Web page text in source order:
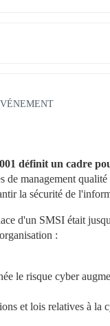
définit un cadre
de management
la sécurité de
d'un SMSI était
:
le risque cyber
et lois relatives à